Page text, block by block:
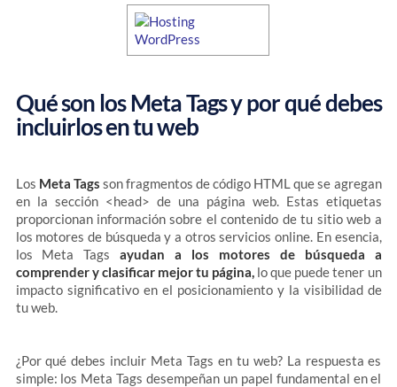
Qué son los Meta Tags y por qué debes
incluirlos en tu web
Los Meta Tags son fragmentos de código HTML que se agregan
en la sección <head> de una página web. Estas etiquetas
proporcionan información sobre el contenido de tu sitio web a
los motores de búsqueda y a otros servicios online. En esencia,
los Meta Tagsayudan a los motores de búsqueda a
comprender y clasificar mejor tu página, lo que puede tener un
impacto significativo en el posicionamiento y la visibilidad de
tu web.
¿Por qué debes incluir Meta Tags en tu web? La respuesta es
simple: los Meta Tags desempeñan un papel fundamental en el